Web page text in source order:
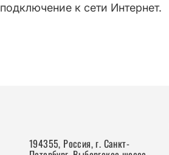
подключение к сети Интернет.
194355, Россия, г. Санкт-